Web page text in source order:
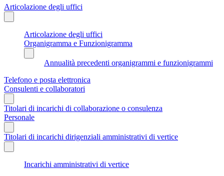
Articolazione degli uffici
Articolazione degli uffici
Organigramma e Funzionigramma
Annualità precedenti organigrammi e funzionigrammi
Telefono e posta elettronica
Consulenti e collaboratori
Titolari di incarichi di collaborazione o consulenza
Personale
Titolari di incarichi dirigenziali amministrativi di vertice
Incarichi amministrativi di vertice